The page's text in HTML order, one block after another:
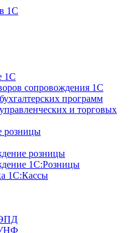
1С
1С
сопровождения 1С
программ
и торговых
розницы
розницы
1С:Розницы
1С:Кассы